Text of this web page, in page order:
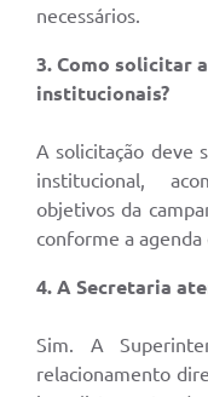
necessários.
3. Como solicitar
institucionais?
A solicitação deve
institucional,
objetivos da
conforme a
4. A Secretaria
Sim. A
relacionamento